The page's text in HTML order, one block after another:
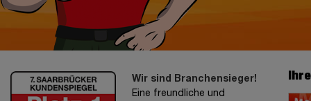
Wir sind Branchensieger!
Eine freundliche und